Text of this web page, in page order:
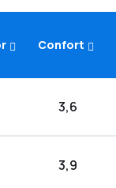
Confort
3,6
3,9